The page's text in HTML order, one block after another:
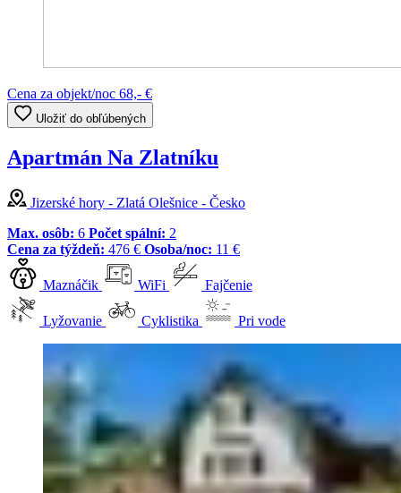
Cena za objekt/noc 68,- €
Uložiť do obľúbených
Apartmán Na Zlatníku
Jizerské hory - Zlatá Olešnice - Česko
Max. osôb: 6 Počet spální: 2
Cena za týždeň: 476 € Osoba/noc: 11 €
Maznáčik WiFi Fajčenie
Lyžovanie Cyklistika Pri vode